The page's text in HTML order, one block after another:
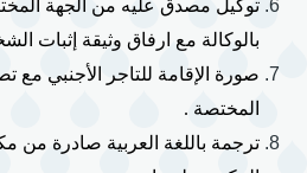
بالوكالة مع ارفاق وثيقة إثبات
المختصة .